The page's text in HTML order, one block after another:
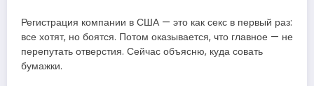
Регистрация компании в США — это как секс в первый раз:
все хотят, но боятся. Потом оказывается, что главное — не
перепутать отверстия. Сейчас объясню, куда совать
бумажки.